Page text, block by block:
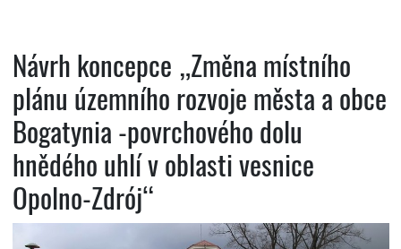
Návrh koncepce „Změna místního
plánu územního rozvoje města a obce
Bogatynia -povrchového dolu
hnědého uhlí v oblasti vesnice
Opolno-Zdrój“